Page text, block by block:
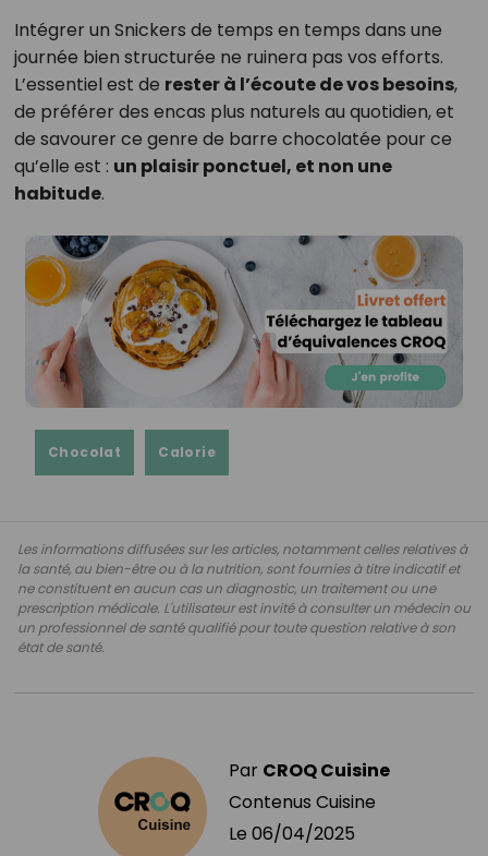
Intégrer un Snickers de temps en temps dans une
journée bien structurée ne ruinera pas vos efforts.
L’essentiel est de rester à l’écoute de vos besoins,
de préférer des encas plus naturels au quotidien, et
de savourer ce genre de barre chocolatée pour ce
qu’elle est : un plaisir ponctuel, et non une
habitude.
Chocolat Calorie
Les informations diffusées sur les articles, notamment celles relatives à
la santé, au bien-être ou à la nutrition, sont fournies à titre indicatif et
ne constituent en aucun cas un diagnostic, un traitement ou une
prescription médicale. L'utilisateur est invité à consulter un médecin ou
un professionnel de santé qualifié pour toute question relative à son
état de santé.
Par CROQ Cuisine
Contenus Cuisine
Le 06/04/2025